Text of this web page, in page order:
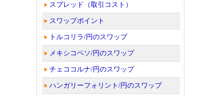
スプレッド（取引コスト）
スワップポイント
トルコリラ/円のスワップ
メキシコペソ/円のスワップ
チェココルナ/円のスワップ
ハンガリーフォリント/円のスワップ